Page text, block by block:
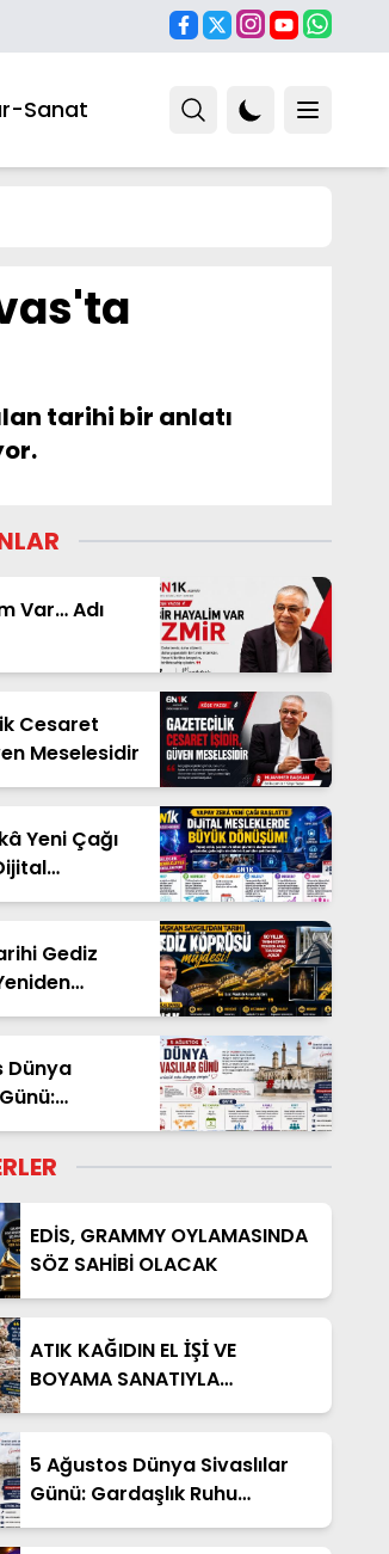
Sanat
tarihi bir anlatı
Var… Adı
Cesaret
Meselesidir
Yeni Çağı
Büyük
Gediz
Dünya
Dünyanın
EDİS, GRAMMY OYLAMASINDA
SÖZ SAHİBİ OLACAK
ATIK KAĞIDIN EL İŞİ VE
BOYAMA SANATIYLA
TAMAMLADIĞI YOLCULUĞU
5 Ağustos Dünya Sivaslılar
Günü: Gardaşlık Ruhu
Dünyanın Dört Bir Yanında